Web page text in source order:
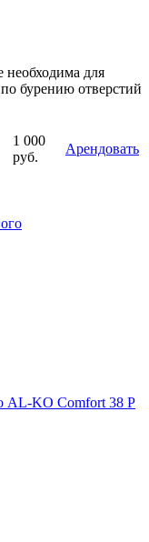
для
бурению отверстий
1 000
руб.
Арендовать
AL-KO Comfort 38 P